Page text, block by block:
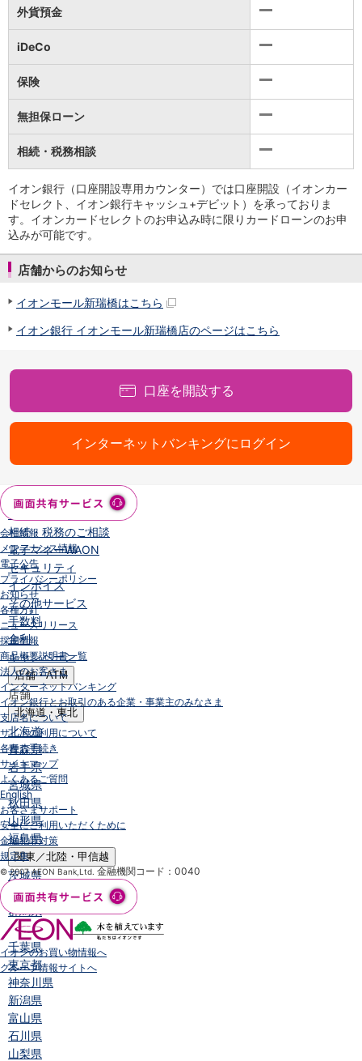
がん保険
就業不能保険
認知症保険
海外旅行保険
国内旅行傷害保険
スマホ保険
傷害保険
介護保険
カード
クレジットカード
デビットカード
インターネットバンキング
アプリ
イオン銀行アプリ
通帳アプリ
イオン銀行PayB
イオングループアプリ
AEON Pay
支払・入金TOP
口座振替サービス
自動入金サービス
WEB即時決済サービス
スマホ決済アプリ
サービス
Myステージ
相続・税務のご相談
電子マネーWAON
セキュリティ
インボイス
その他サービス
手数料
金利
キャンペーン
店舗・ATM
店舗
北海道・東北
北海道
青森県
岩手県
宮城県
秋田県
山形県
福島県
関東／北陸・甲信越
茨城県
栃木県
群馬県
埼玉県
千葉県
東京都
神奈川県
新潟県
富山県
石川県
山梨県
外貨預金
iDeCo
保険
無担保ローン
相続・税務相談
イオン銀行（口座開設専用カウンター）では口座開設（イオンカー
ドセレクト、イオン銀行キャッシュ+デビット）を承っておりま
す。イオンカードセレクトのお申込み時に限りカードローンのお申
込みが可能です。
店舗からのお知らせ
イオンモール新瑞橋はこちら
イオン銀行 イオンモール新瑞橋店のページはこちら
口座を開設する
インターネットバンキングにログイン
会社情報
メンテナンス情報
電子公告
プライバシーポリシー
お知らせ
各種方針
ニュースリリース
採用情報
商品概要説明書一覧
法人のお客さま
インターネットバンキング
イオン銀行とお取引のある企業・事業主のみなさま
支店名について
サイトの利用について
各種お手続き
サイトマップ
よくあるご質問
English
お客さまサポート
安全にご利用いただくために
金融犯罪対策
規定集
© 2007 AEON Bank,Ltd. 金融機関コード：0040
イオンのお買い物情報へ
グループ情報サイトへ